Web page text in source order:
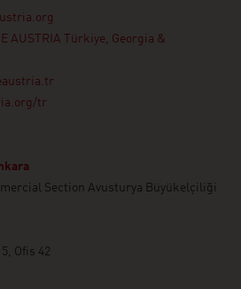
AUSTRIA Türkiye, Georgia &
tr
Section Avusturya Büyükelçiliği
Ofis 42